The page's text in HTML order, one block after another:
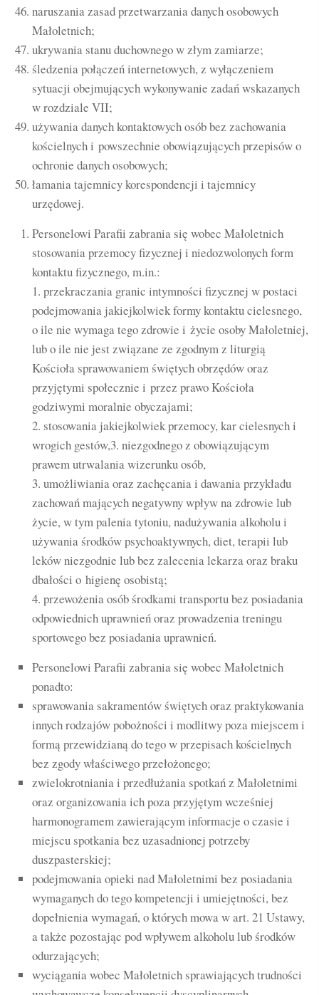
naruszania zasad przetwarzania danych osobowych
Małoletnich;
ukrywania stanu duchownego w złym zamiarze;
śledzenia połączeń internetowych, z wyłączeniem
sytuacji obejmujących wykonywanie zadań wskazanych
w rozdziale VII;
używania danych kontaktowych osób bez zachowania
kościelnych i powszechnie obowiązujących przepisów o
ochronie danych osobowych;
łamania tajemnicy korespondencji i tajemnicy
urzędowej.
Personelowi Parafii zabrania się wobec Małoletnich
stosowania przemocy fizycznej i niedozwolonych form
kontaktu fizycznego, m.in.:
1. przekraczania granic intymności fizycznej w postaci
podejmowania jakiejkolwiek formy kontaktu cielesnego,
o ile nie wymaga tego zdrowie i życie osoby Małoletniej,
lub o ile nie jest związane ze zgodnym z liturgią
Kościoła sprawowaniem świętych obrzędów oraz
przyjętymi społecznie i przez prawo Kościoła
godziwymi moralnie obyczajami;
2. stosowania jakiejkolwiek przemocy, kar cielesnych i
wrogich gestów,3. niezgodnego z obowiązującym
prawem utrwalania wizerunku osób,
3. umożliwiania oraz zachęcania i dawania przykładu
zachowań mających negatywny wpływ na zdrowie lub
życie, w tym palenia tytoniu, nadużywania alkoholu i
używania środków psychoaktywnych, diet, terapii lub
leków niezgodnie lub bez zalecenia lekarza oraz braku
dbałości o higienę osobistą;
4. przewożenia osób środkami transportu bez posiadania
odpowiednich uprawnień oraz prowadzenia treningu
sportowego bez posiadania uprawnień.
Personelowi Parafii zabrania się wobec Małoletnich
ponadto:
sprawowania sakramentów świętych oraz praktykowania
innych rodzajów pobożności i modlitwy poza miejscem i
formą przewidzianą do tego w przepisach kościelnych
bez zgody właściwego przełożonego;
zwielokrotniania i przedłużania spotkań z Małoletnimi
oraz organizowania ich poza przyjętym wcześniej
harmonogramem zawierającym informacje o czasie i
miejscu spotkania bez uzasadnionej potrzeby
duszpasterskiej;
podejmowania opieki nad Małoletnimi bez posiadania
wymaganych do tego kompetencji i umiejętności, bez
dopełnienia wymagań, o których mowa w art. 21 Ustawy,
a także pozostając pod wpływem alkoholu lub środków
odurzających;
wyciągania wobec Małoletnich sprawiających trudności